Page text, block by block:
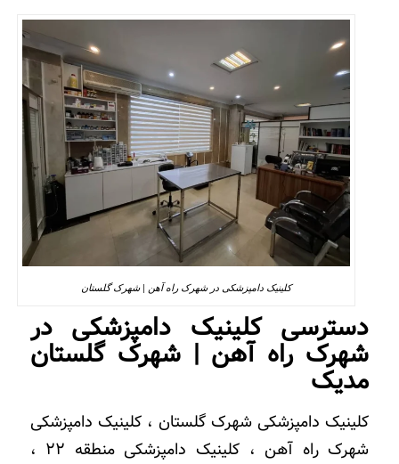
کلینیک دامپزشکی در شهرک راه آهن | شهرک گلستان
دسترسی کلینیک دامپزشکی در
شهرک راه آهن | شهرک گلستان
مدیک
کلینیک دامپزشکی شهرک گلستان ، کلینیک دامپزشکی
شهرک راه آهن ، کلینیک دامپزشکی منطقه 22 ،